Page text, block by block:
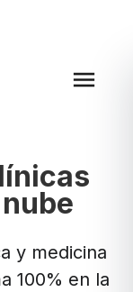
menu
y medicina
100% en la